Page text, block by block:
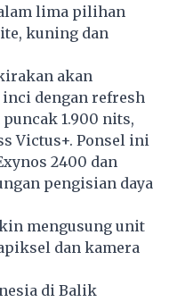
lima pilihan
kuning dan
akan
inci dengan refresh
1.900 nits,
Victus+. Ponsel ini
2400 dan
pengisian daya
mengusung unit
dan kamera
di Balik